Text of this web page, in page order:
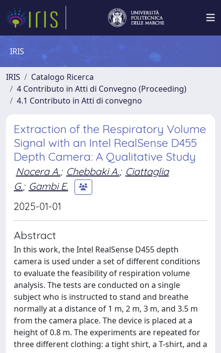
IRIS
IRIS
Catalogo Ricerca
4 Contributo in Atti di Convegno (Proceeding)
4.1 Contributo in Atti di convegno
Extraction of the Respiratory Volume
Signal with an Intel RealSense D455
Depth Camera: A Qualitative Study
Nocera A.; Chebbaki A.; Ciattaglia
G.; Gambi E.
2025-01-01
Abstract
In this work, the Intel RealSense D455 depth
camera is used under a set of different conditions
to evaluate the feasibility of respiration volume
analysis. The tests are conducted on a single
subject who is instructed to stand and breathe
normally at a distance of 1 m, 2 m, 3 m, and 3.5 m
from the camera place. The device is placed at a
height of 0.8 m. The experiments are repeated for
three different clothing: a tight shirt, a T-shirt, and a